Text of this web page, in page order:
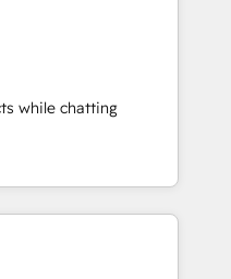
while chatting